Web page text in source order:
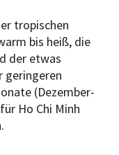
tropischen
bis heiß, die
der etwas
geringeren
(Dezember-
Ho Chi Minh